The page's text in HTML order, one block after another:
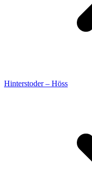
Hinterstoder – Höss